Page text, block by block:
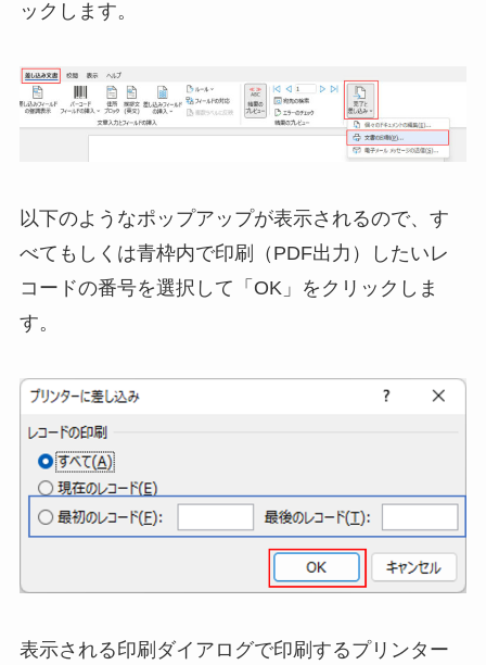
ックします。
以下のようなポップアップが表示されるので、す
べてもしくは青枠内で印刷（PDF出力）したいレ
コードの番号を選択して「OK」をクリックしま
す。
表示される印刷ダイアログで印刷するプリンター